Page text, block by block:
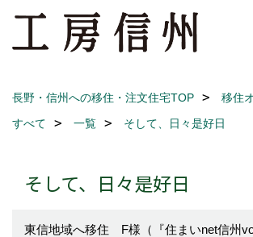
長野・信州への移住・注文住宅TOP
移住
すべて
一覧 そして、日々是好日
そして、日々是好日
東信地域へ移住 F様（『住まいnet信州